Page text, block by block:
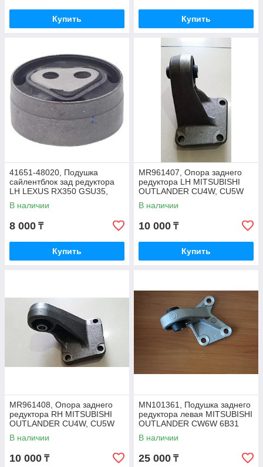
Купить Купить
41651-48020, Подушка
сайлентблок зад редуктора
LH LEXUS RX350 GSU35,
RX300 MCU15 RX330
MCU38, PERFECT
В наличии
8 000 ₸
Купить
MR961407, Опора заднего
редуктора LH MITSUBISHI
OUTLANDER CU4W, CU5W
2002-2007
В наличии
10 000 ₸
Купить
MR961408, Опора заднего
редуктора RH MITSUBISHI
OUTLANDER CU4W, CU5W
2002-2007
В наличии
10 000 ₸
MN101361, Подушка заднего
редуктора левая MITSUBISHI
OUTLANDER CW6W 6B31
2006-2012, SAILING
В наличии
25 000 ₸